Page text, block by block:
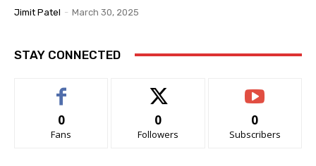
Jimit Patel - March 30, 2025
STAY CONNECTED
0
Fans
0
Followers
0
Subscribers